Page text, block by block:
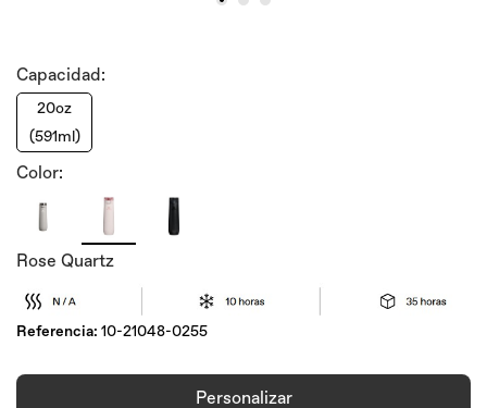
Capacidad:
20oz
(591ml)
Color:
Rose Quartz
Referencia: 10-21048-0255
Personalizar